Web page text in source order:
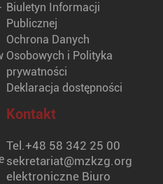
Biuletyn Informacji
Publicznej
Ochrona Danych
Osobowych i Polityka
prywatności
Deklaracja dostępności
Kontakt
Tel.+48 58 342 25 00
sekretariat@mzkzg.org
elektroniczne Biuro